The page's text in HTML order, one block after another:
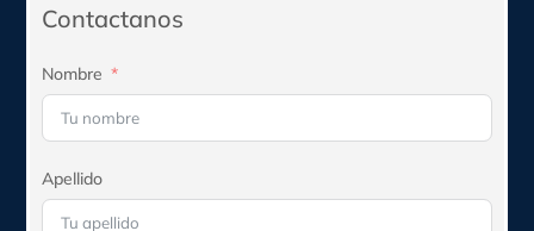
Contactanos
Nombre
Apellido